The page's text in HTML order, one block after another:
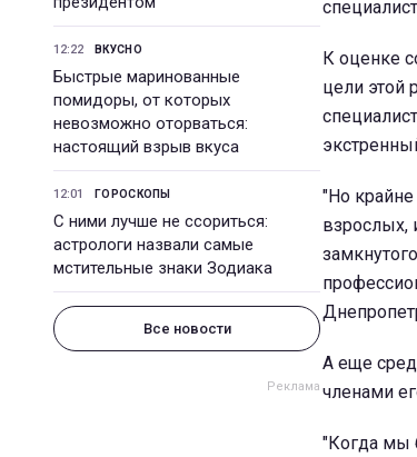
12:22 ВКУСНО
Быстрые маринованные
помидоры, от которых
невозможно оторваться:
настоящий взрыв вкуса
12:01 ГОРОСКОПЫ
С ними лучше не ссориться:
астрологи назвали самые
мстительные знаки Зодиака
Все новости
К оценке
цели этой
"Но
взрослых,
А еще
членами
"Когда мы